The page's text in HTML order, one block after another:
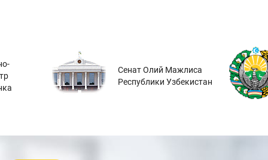
Сенат Олий Мажлиса
Республики Узбекистан